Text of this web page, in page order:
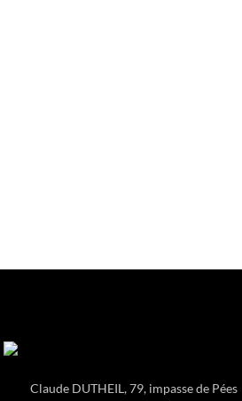
Claude DUTHEIL, 79, impasse de Pées